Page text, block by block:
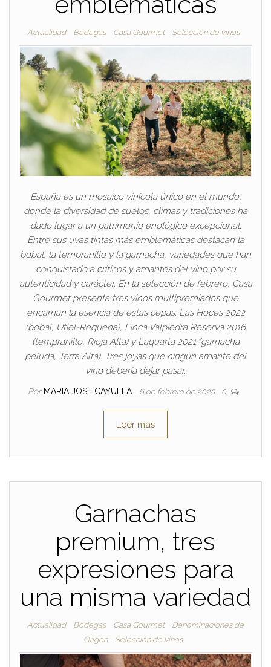
Actualidad Bodegas Casa Gourmet Selección de vinos
España es un mosaico vinícola único en el mundo,
donde la diversidad de suelos, climas y tradiciones ha
dado lugar a un patrimonio enológico excepcional.
Entre sus uvas tintas más emblemáticas destacan la
bobal, la tempranillo y la garnacha, variedades que han
conquistado a críticos y amantes del vino por su
autenticidad y carácter. En la selección de febrero, Casa
Gourmet presenta tres vinos multipremiados que
encarnan la esencia de estas cepas: Las Hoces 2022
(bobal, Utiel-Requena), Finca Valpiedra Reserva 2016
(tempranillo, Rioja Alta) y Laquarta 2021 (garnacha
peluda, Terra Alta). Tres joyas que ningún amante del
vino debería dejar pasar.
Por MARIA JOSE CAYUELA 6 de febrero de 2025 0
Leer más
Garnachas
premium, tres
expresiones para
una misma variedad
Actualidad Bodegas Casa Gourmet
Denominaciones de
Origen
Selección de vinos